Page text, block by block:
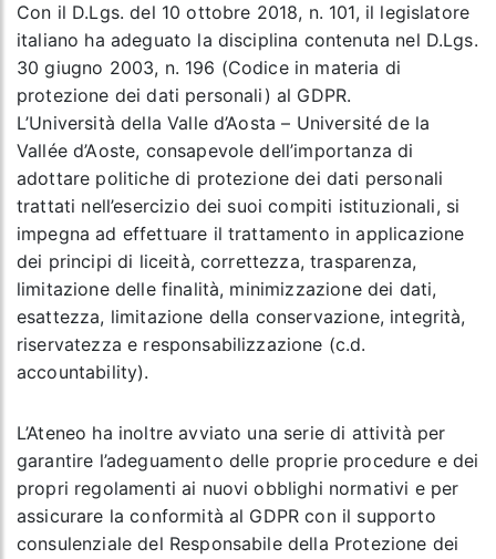
Con il D.Lgs. del 10 ottobre 2018, n. 101, il legislatore
italiano ha adeguato la disciplina contenuta nel D.Lgs.
30 giugno 2003, n. 196 (Codice in materia di
protezione dei dati personali) al GDPR.
L’Università della Valle d’Aosta – Université de la
Vallée d’Aoste, consapevole dell’importanza di
adottare politiche di protezione dei dati personali
trattati nell’esercizio dei suoi compiti istituzionali, si
impegna ad effettuare il trattamento in applicazione
dei principi di liceità, correttezza, trasparenza,
limitazione delle finalità, minimizzazione dei dati,
esattezza, limitazione della conservazione, integrità,
riservatezza e responsabilizzazione (c.d.
accountability).
L’Ateneo ha inoltre avviato una serie di attività per
garantire l’adeguamento delle proprie procedure e dei
propri regolamenti ai nuovi obblighi normativi e per
assicurare la conformità al GDPR con il supporto
consulenziale del Responsabile della Protezione dei